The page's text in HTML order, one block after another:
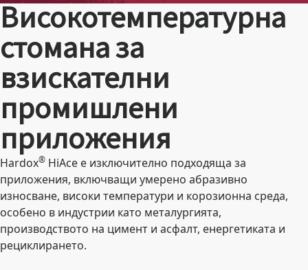
Високотемпературна
стомана за
взискателни
промишлени
приложения
Hardox® HiAce е изключително подходяща за
приложения, включващи умерено абразивно
износване, високи температури и корозионна среда,
особено в индустрии като металургията,
производството на цимент и асфалт, енергетиката и
рециклирането.